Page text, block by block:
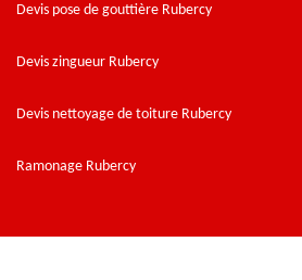
Devis pose de gouttière Rubercy
Devis zingueur Rubercy
Devis nettoyage de toiture Rubercy
Ramonage Rubercy